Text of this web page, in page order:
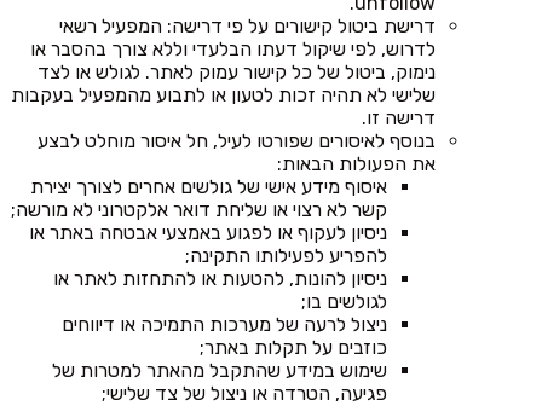
דרישת ביטול קישורים על פי דרישה: המפעיל רשאי
לדרוש, לפי שיקול דעתו הבלעדי וללא צורך בהסבר או
נימוק, ביטול של כל קישור עמוק לאתר. לגולש או לצד
שלישי לא תהיה זכות לטעון או לתבוע מהמפעיל בעקבות
דרישה זו.
בנוסף לאיסורים שפורטו לעיל, חל איסור מוחלט לבצע
את הפעולות הבאות:
איסוף מידע אישי של גולשים אחרים לצורך יצירת
קשר לא רצוי או שליחת דואר אלקטרוני לא מורשה;
ניסיון לעקוף או לפגוע באמצעי אבטחה באתר או
להפריע לפעילותו התקינה;
ניסיון להונות, להטעות או להתחזות לאתר או
לגולשים בו;
ניצול לרעה של מערכות התמיכה או דיווחים
כוזבים על תקלות באתר;
שימוש במידע שהתקבל מהאתר למטרות של
פגיעה, הטרדה או ניצול של צד שלישי;